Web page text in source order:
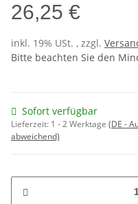
26,25 €
inkl. 19% USt. , zzgl.
Bitte beachten Sie den
Sofort verfügbar
Lieferzeit: 1 - 2 Werktage (DE -
abweichend)